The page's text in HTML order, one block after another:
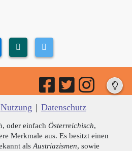
Nutzung | Datenschutz
, oder einfach Österreichisch,
Merkmale aus. Es besitzt einen
als Austriazismen, sowie